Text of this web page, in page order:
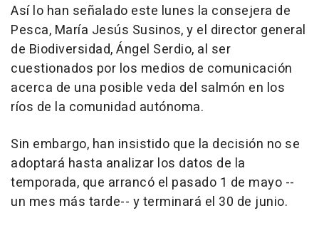
Así lo han señalado este lunes la consejera de
Pesca, María Jesús Susinos, y el director general
de Biodiversidad, Ángel Serdio, al ser
cuestionados por los medios de comunicación
acerca de una posible veda del salmón en los
ríos de la comunidad autónoma.
Sin embargo, han insistido que la decisión no se
adoptará hasta analizar los datos de la
temporada, que arrancó el pasado 1 de mayo --
un mes más tarde-- y terminará el 30 de junio.